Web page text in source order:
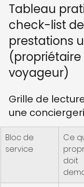
Tableau
check-list
prestations
(propriétaire
voyageur)
Grille de
une
Bloc de
service
Ce
doit